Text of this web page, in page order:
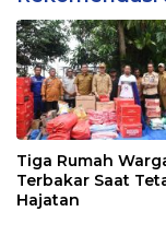
Tiga Rumah
Terbakar Saat
Hajatan